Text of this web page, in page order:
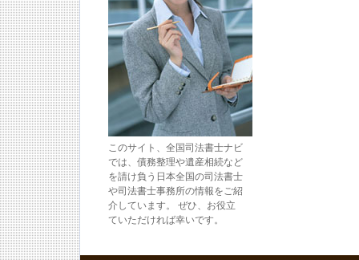
このサイト、全国司法書士ナビ
では、債務整理や遺産相続など
を請け負う日本全国の司法書士
や司法書士事務所の情報をご紹
介しています。 ぜひ、お役立
ていただければ幸いです。